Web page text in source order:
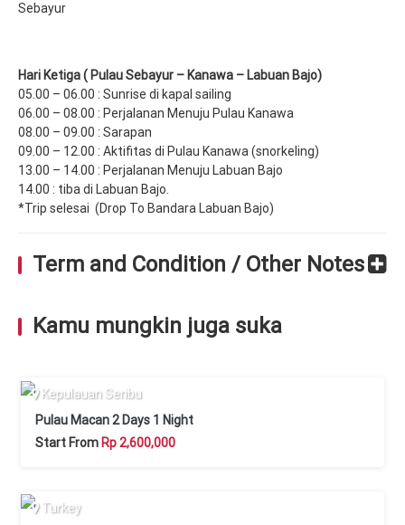
Sebayur
Hari Ketiga ( Pulau Sebayur – Kanawa – Labuan Bajo)
05.00 – 06.00 : Sunrise di kapal sailing
06.00 – 08.00 : Perjalanan Menuju Pulau Kanawa
08.00 – 09.00 : Sarapan
09.00 – 12.00 : Aktifitas di Pulau Kanawa (snorkeling)
13.00 – 14.00 : Perjalanan Menuju Labuan Bajo
14.00 : tiba di Labuan Bajo.
*Trip selesai (Drop To Bandara Labuan Bajo)
Term and Condition / Other Notes
Kamu mungkin juga suka
Kepulauan Seribu
Pulau Macan 2 Days 1 Night
Start From Rp 2,600,000
Turkey